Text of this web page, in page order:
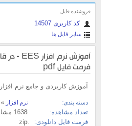
فروشنده فایل
کد کاربری 14507
سایر فایل ها
فرمت فایل pdf
آموزش کاربردی و جامع نرم افزار EES
دسته بندی: نرم افزار »
تعداد مشاهده:
فرمت فایل دانلودی: